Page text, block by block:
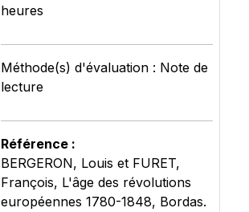
heures
Méthode(s) d'évaluation : Note de
lecture
Référence :
BERGERON, Louis et FURET,
François, L'âge des révolutions
européennes 1780-1848, Bordas.